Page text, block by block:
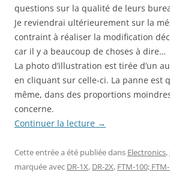
questions sur la qualité de leurs
Je reviendrai ultérieurement sur la
contraint à réaliser la modification
car il y a beaucoup de choses à dire…
La photo d’illustration est tirée d’un
en cliquant sur celle-ci. La panne est
même, dans des proportions
concerne.
Continuer la lecture →
Cette entrée a été publiée dans Electronics,
marquée avec DR-1X, DR-2X, FTM-100;